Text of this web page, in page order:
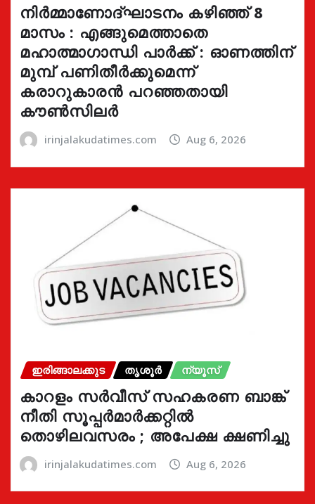
നിർമ്മാണോദ്ഘാടനം കഴിഞ്ഞ് 8
മാസം : എങ്ങുമെത്താതെ
മഹാത്മാഗാന്ധി പാർക്ക് : ഓണത്തിന്
മുമ്പ് പണിതീർക്കുമെന്ന്
കരാറുകാരൻ പറഞ്ഞതായി
കൗൺസിലർ
irinjalakudatimes.com Aug 6, 2026
ഇരിങ്ങാലക്കുട തൃശൂർ ന്യൂസ്
കാറളം സർവീസ് സഹകരണ ബാങ്ക്
നീതി സൂപ്പർമാർക്കറ്റിൽ
തൊഴിലവസരം ; അപേക്ഷ ക്ഷണിച്ചു
irinjalakudatimes.com Aug 6, 2026